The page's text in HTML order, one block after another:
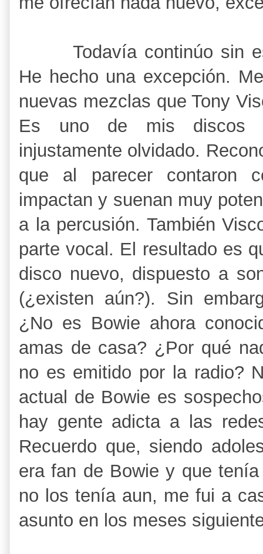
Todavía continúo sin
He hecho una excepción.
nuevas mezclas que Tony
Es uno de mis discos
injustamente olvidado.
que al parecer contaron
impactan y suenan muy
a la percusión. También
parte vocal. El resultado es
disco nuevo, dispuesto a
(¿existen aún?). Sin
¿No es Bowie ahora
amas de casa? ¿Por qué
no es emitido por la radio?
actual de Bowie es
hay gente adicta a las
Recuerdo que, siendo
era fan de Bowie y que
no los tenía aun, me fui a
asunto en los meses